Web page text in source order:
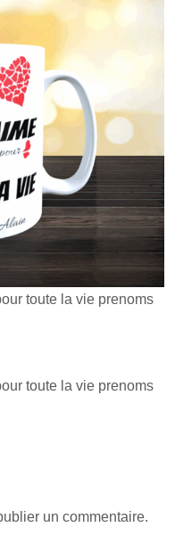
toute la vie prenoms
toute la vie prenoms
un commentaire.